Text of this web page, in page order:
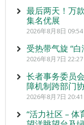
最后两天！万
集名优展
2026年8月8日 09:54
受热带气旋 “
2026年8月7日 22:27
长者事务委员
障机制跨部门
2026年8月7日 20:41
“活力社区 – 体